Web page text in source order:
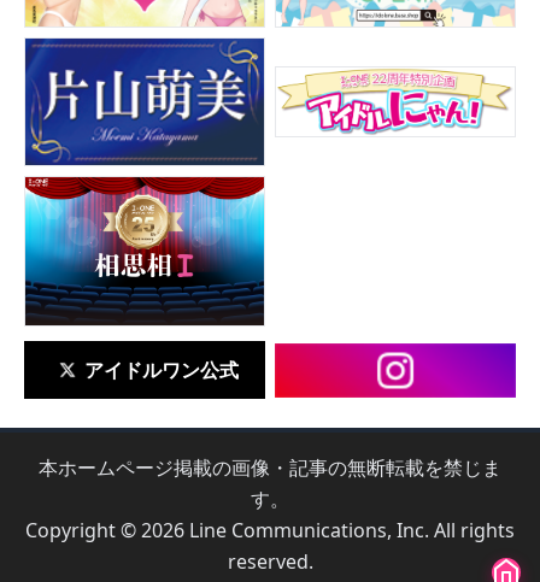
アイドルワン公式
本ホームページ掲載の画像・記事の無断転載を禁じま
す。
Copyright © 2026 Line Communications, Inc. All rights
reserved.